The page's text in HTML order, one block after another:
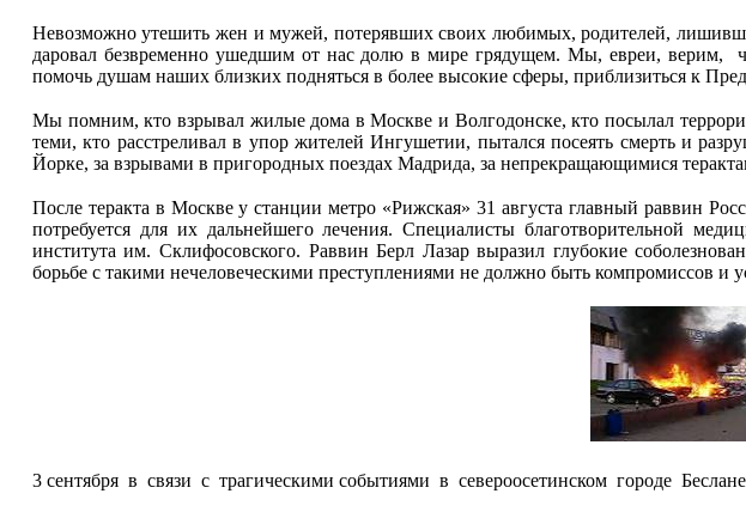
Невозможно утешить жен и мужей, потерявших своих любимых, родителей,
даровал безвременно ушедшим от нас долю в мире грядущем. Мы, евреи, верим,
помочь душам наших близких подняться в более высокие сферы, приблизиться к
Мы помним, кто взрывал жилые дома в Москве и Волгодонске, кто посылал
теми, кто расстреливал в упор жителей Ингушетии, пытался посеять смерть и
Йорке, за взрывами в пригородных поездах Мадрида, за непрекращающимися
После теракта в Москве у станции метро «Рижская» 31 августа главный раввин
потребуется для их дальнейшего лечения. Специалисты благотворительной
института им. Склифосовского. Раввин Берл Лазар выразил глубокие
борьбе с такими нечеловеческими преступлениями не должно быть компромиссов и
3 сентября в связи с трагическими событиями в североосетинском городе